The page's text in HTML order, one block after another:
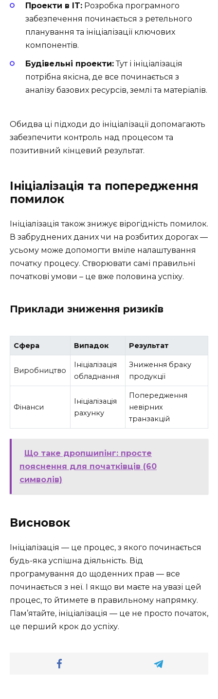
Проекти в IT: Розробка програмного
забезпечення починається з ретельного
планування та ініціалізації ключових
компонентів.
Будівельні проекти:Тут і ініціалізація
потрібна якісна, де все починається з
аналізу базових ресурсів, землі та матеріалів.
Обидва ці підходи до ініціалізації допомагають
забезпечити контроль над процесом та
позитивний кінцевий результат.
Ініціалізація та попередження
помилок
Ініціалізація також знижує вірогідність помилок.
В забруднених даних чи на розбитих дорогах —
усьому може допомогти вміле налаштування
початку процесу. Створювати самі правильні
початкові умови – це вже половина успіху.
Приклади зниження ризиків
Сфера Випадок Результат
Виробництво
Ініціалізація
обладнання
Зниження браку
продукції
Фінанси
Ініціалізація
рахунку
Попередження
невірних
транзакцій
Що таке дропшипінг: просте
пояснення для початківців (60
символів)
Висновок
Ініціалізація — це процес, з якого починається
будь-яка успішна діяльність. Від
програмування до щоденних прав — все
починається з неї. І якщо ви маєте на увазі цей
процес, то йтимете в правильному напрямку.
Пам’ятайте, ініціалізація — це не просто початок,
це перший крок до успіху.